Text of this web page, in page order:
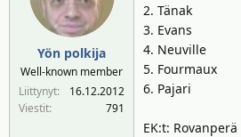
Yön polkija
Well-known member
Liittynyt
16.12.2012
Viestit
791
2. Tänak
3. Evans
4. Neuville
5. Fourmaux
6. Pajari
EK:t: Rovanperä